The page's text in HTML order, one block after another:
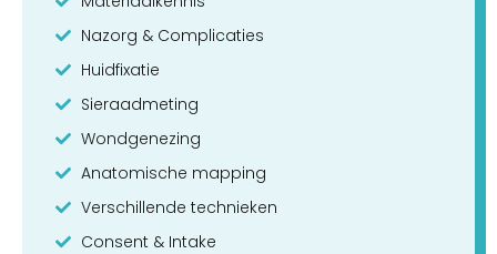
Nazorg & Complicaties
Huidfixatie
Sieraadmeting
Wondgenezing
Anatomische mapping
Verschillende technieken
Consent & Intake